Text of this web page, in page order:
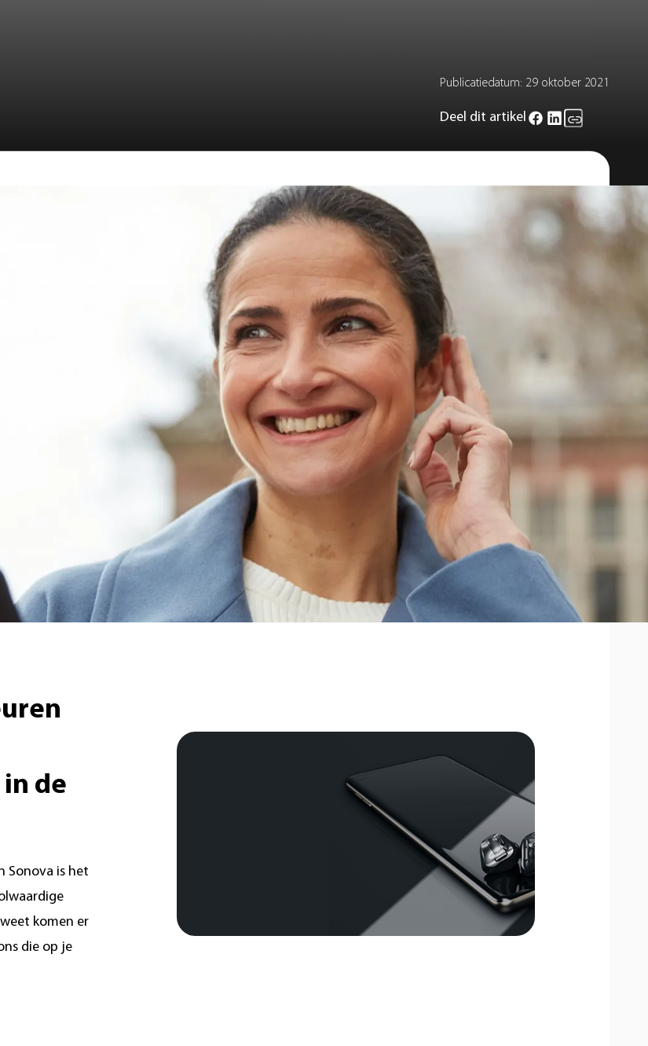
Publicatiedatum: 29 oktober 2021
Deel dit artikel
en het imago van hoortoestellen zorgen er nog steeds voor dat mensen met
hoortoestel flink wat jaren uitstellen. En dat terwijl de ontwikkelingen in de
langer zijn de hoortoestellen groot en opvallend, maar juist klein en bijna onzichtbaar.
hoortoestellen ook steeds meer ‘smart’ worden. Wist je bijvoorbeeld dat je op veel
kunt streamen of er handsfree mee kunt bellen?
Black ook steeds populairder onder jongeren die gehoorverlies hebben. De Virto Black
modern oortje. Het is een op maat gemaakt hoortoestel, met bluetooth verbinding
handsfree bellen en via de myPhonak-app kun je je luisterervaring helemaal
Black op maat gemaakt wordt, heb je nauwelijks in de gaten dat je een hoortoestel
steeds vaker gaat samenwerken met andere consumentenmerken/elektronica. Zo
waar Schoonenberg onderdeel van uit maakt, de consumentenafdeling van het
Sennheiser overgenomen. Arnd Kaldowski, CEO van Sonova: “Door onze
met de knowhow van Sennheiser in het leveren van geluid, hun geweldige
kunnen we ons aanbod uitbreiden.”
de
Sonova is het
komen er
die op je